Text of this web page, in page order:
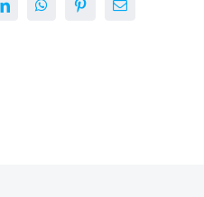
LinkedInWhatsAppPinterest
E-